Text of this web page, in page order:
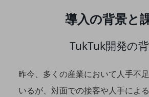
災害対策・BCP
課題・ニーズで探す
導入の背景と
TukTuk開発の
昨今、多くの産業において人手不
いるが、対面での接客や人手によ